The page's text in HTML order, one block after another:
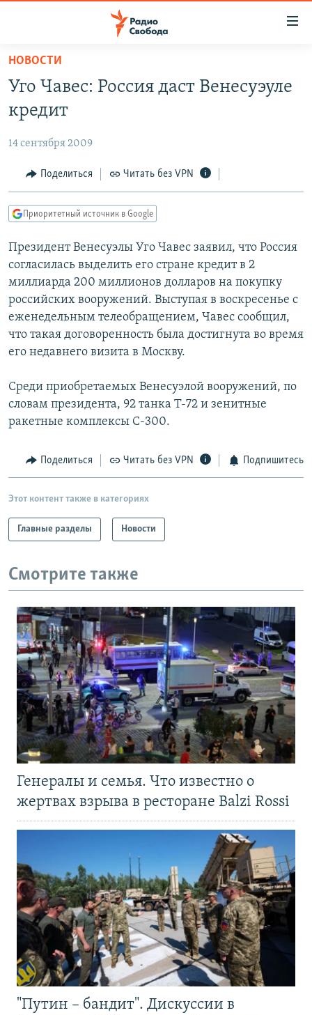
упрощенного
доступа
основному
Вернутся
главной
навигации
Вернутся
поиску
АВТОРСКИЕ ПРОЕКТЫ
ЦИТАТЫ СВОБОДЫ
МНЕНИЯ
IDEL.РЕАЛИИ
КАВКАЗ.РЕАЛИИ
СЕВЕР.РЕАЛИИ
СИБИРЬ.РЕАЛИИ
РАСПИСАНИЕ ВЕЩАНИЯ
ПОДПИШИТЕСЬ НА РАССЫЛКУ
СОЦИАЛЬНЫЕ СЕТИ
Все сайты РСЕ/РС
НОВОСТИ
Уго Чавес: Россия даст Венесуэуле
кредит
14 сентября 2009
Поделиться Читать без VPN
Приоритетный источник в Google
Президент Венесуэлы Уго Чавес заявил, что Россия
согласилась выделить его стране кредит в 2
миллиарда 200 миллионов долларов на покупку
российских вооружений. Выступая в воскресенье с
еженедельным телеобращением, Чавес сообщил,
что такая договоренность была достигнута во время
его недавнего визита в Москву.
Среди приобретаемых Венесуэлой вооружений, по
словам президента, 92 танка Т-72 и зенитные
ракетные комплексы С-300.
Поделиться Читать без VPN Подпишитесь
Этот контент также в категориях
Главные разделы Новости
Смотрите также
Генералы и семья. Что известно о
жертвах взрыва в ресторане Balzi Rossi
"Путин – бандит". Дискуссии в